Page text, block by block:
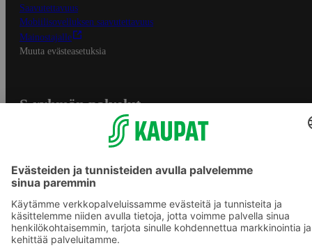
Saavutettavuus
Mobiilisovelluksen saavutettavuus
Mainostajalle
Muuta evästeasetuksia
S-ryhmän palvelut
Yhteishyvä Ruoka -sovellus
S-ostoslista -sovellus
Prisma.fi
Sokos.fi
S-Pankki